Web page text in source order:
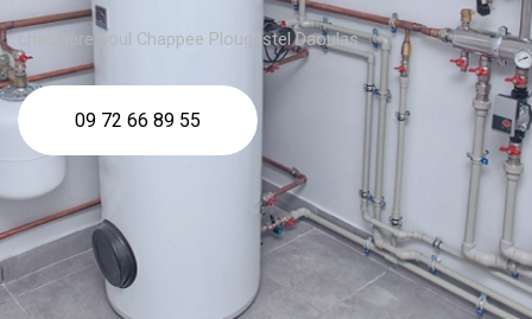
chaudière fioul Chappee Plougastel Daoulas
09 72 66 89 55